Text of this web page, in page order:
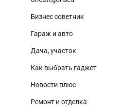
Бизнес советник
Гараж и авто
Дача, участок
Как выбрать гаджет
Новости плюс
Ремонт и отделка